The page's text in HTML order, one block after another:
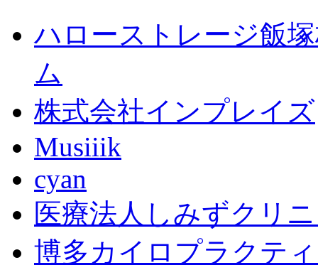
ハローストレージ飯
ム
株式会社インプレイズ
Musiiik
cyan
医療法人しみずクリ
博多カイロプラクテ